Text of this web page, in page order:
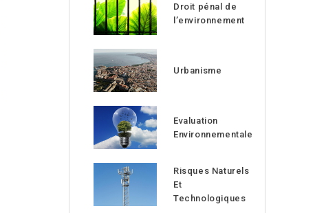
Droit pénal de
l’environnement
Urbanisme
Evaluation
Environnementale
Risques Naturels
Et
Technologiques